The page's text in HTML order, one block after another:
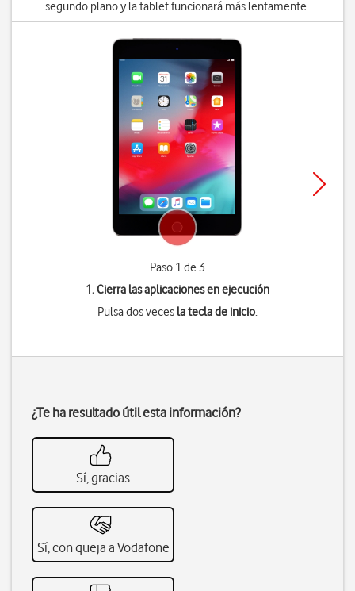
segundo plano y la tablet funcionará más lentamente.
Paso 1 de 3
1. Cierra las aplicaciones en ejecución
Pulsa dos veces la tecla de inicio.
¿Te ha resultado útil esta información?
Sí, gracias
Sí, con queja a Vodafone